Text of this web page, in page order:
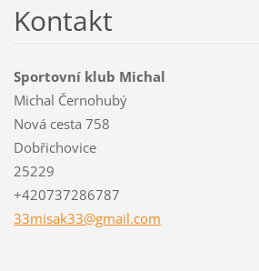
Kontakt
Sportovní klub Michal
Michal Černohubý
Nová cesta 758
Dobřichovice
25229
+420737286787
33misak33@gmail.com